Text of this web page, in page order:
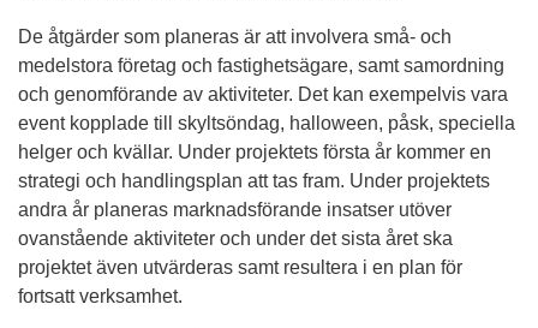
De åtgärder som planeras är att involvera små- och
medelstora företag och fastighetsägare, samt samordning
och genomförande av aktiviteter. Det kan exempelvis vara
event kopplade till skyltsöndag, halloween, påsk, speciella
helger och kvällar. Under projektets första år kommer en
strategi och handlingsplan att tas fram. Under projektets
andra år planeras marknadsförande insatser utöver
ovanstående aktiviteter och under det sista året ska
projektet även utvärderas samt resultera i en plan för
fortsatt verksamhet.